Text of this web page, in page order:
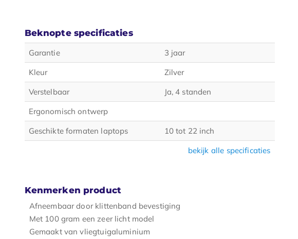
Beknopte specificaties
Garantie
3 jaar
Kleur
Zilver
Verstelbaar
Ja, 4 standen
Ergonomisch ontwerp
Geschikte formaten laptops
10 tot 22 inch
bekijk alle specificaties
Kenmerken product
Afneembaar door klittenband bevestiging
Met 100 gram een zeer licht model
Gemaakt van vliegtuigaluminium